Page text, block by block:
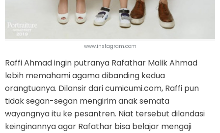
www.instagram.com
Raffi Ahmad ingin putranya Rafathar Malik Ahmad
lebih memahami agama dibanding kedua
orangtuanya. Dilansir dari cumicumi.com, Raffi pun
tidak segan-segan mengirim anak semata
wayangnya itu ke pesantren. Niat tersebut dilandasi
keinginannya agar Rafathar bisa belajar mengaji